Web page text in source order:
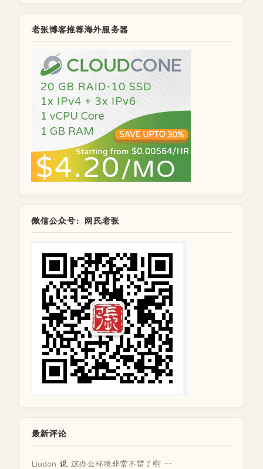
老张博客推荐海外服务器
微信公众号：网民老张
最新评论
Liudon 说 这办公环境非常不错了啊 …